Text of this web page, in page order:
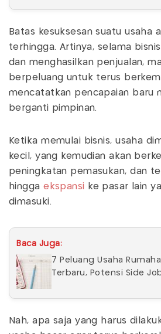
Batas kesuksesan suatu usaha
terhingga. Artinya, selama
dan menghasilkan penjualan,
berpeluang untuk terus
mencatatkan pencapaian baru
berganti pimpinan.
Ketika memulai bisnis, usaha
kecil, yang kemudian akan
peningkatan pemasukan, dan
hinggaekspansi ke pasar lain
dimasuki.
Baca Juga:
7 Peluang Usaha
Terbaru, Potensi Side
Nah, apa saja yang harus